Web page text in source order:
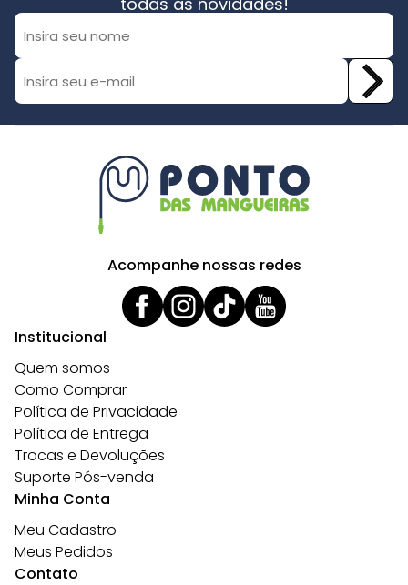
Acompanhe nossas redes
Institucional
Quem somos
Como Comprar
Política de Privacidade
Política de Entrega
Trocas e Devoluções
Suporte Pós-venda
Minha Conta
Meu Cadastro
Meus Pedidos
Contato